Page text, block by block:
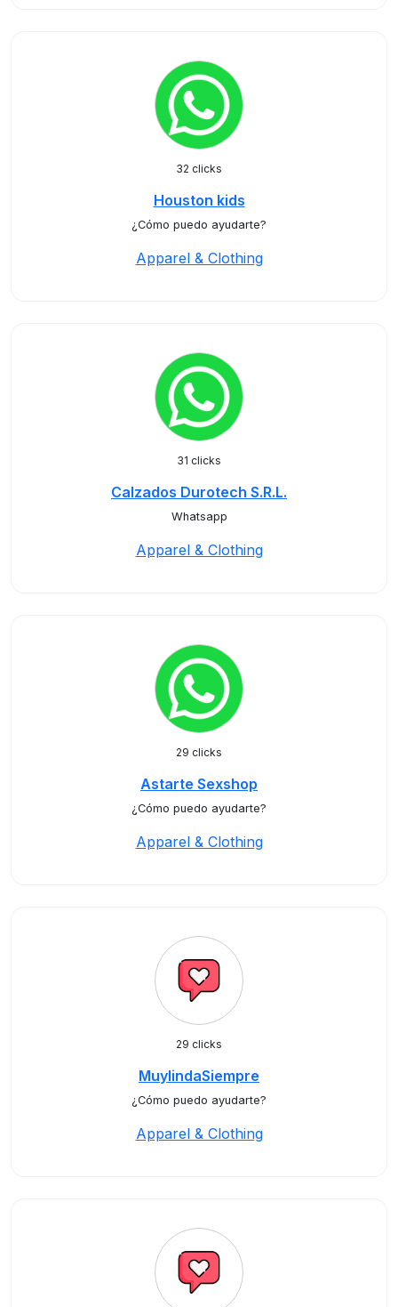
32 clicks
Houston kids
¿Cómo puedo ayudarte?
Apparel & Clothing
31 clicks
Calzados Durotech S.R.L.
Whatsapp
Apparel & Clothing
29 clicks
Astarte Sexshop
¿Cómo puedo ayudarte?
Apparel & Clothing
29 clicks
MuylindaSiempre
¿Cómo puedo ayudarte?
Apparel & Clothing